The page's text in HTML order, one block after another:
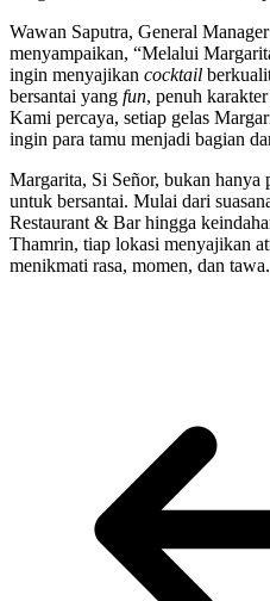
Wawan Saputra, General
menyampaikan, “Melalui
ingin menyajikan cocktail
bersantai yang fun, penuh
Kami percaya, setiap gelas
ingin para tamu menjadi bagian
Margarita, Si Señor, bukan hanya
untuk bersantai. Mulai dari
Restaurant & Bar hingga
Thamrin, tiap lokasi menyajikan
menikmati rasa, momen, dan